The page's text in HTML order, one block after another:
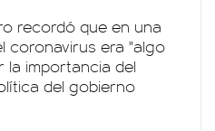
recordó que en una
coronavirus era "algo
la importancia del
del gobierno